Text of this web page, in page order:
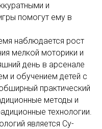
и
помогут ему в
наблюдается рост
мелкой моторики и
день в арсенале
и обучением детей с
практический
методы и
технологии.
является Су-